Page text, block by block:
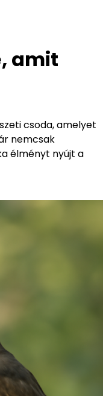
amit
csoda, amelyet
nemcsak
élményt nyújt a